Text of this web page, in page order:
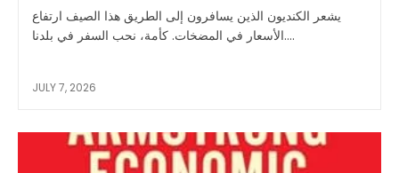
يشعر الكنديون الذين يسافرون إلى الطريق هذا الصيف ارتفاع
الأسعار في المضخات. كأمة، نحب السفر في بلدنا....
JULY 7, 2026